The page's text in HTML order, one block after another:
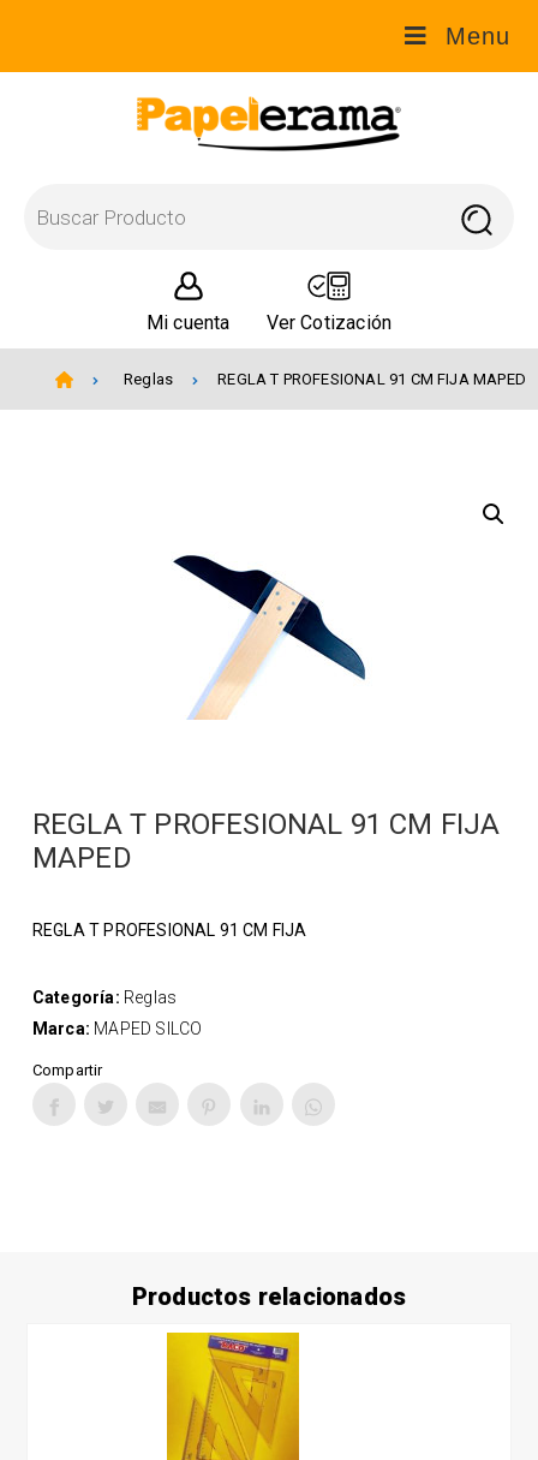
Mi cuenta Ver Cotización
Menu
Reglas REGLA T PROFESIONAL 91 CM FIJA MAPED
REGLA T PROFESIONAL 91 CM FIJA
MAPED
REGLA T PROFESIONAL 91 CM FIJA
Categoría: Reglas
Marca: MAPED SILCO
Compartir
Productos relacionados